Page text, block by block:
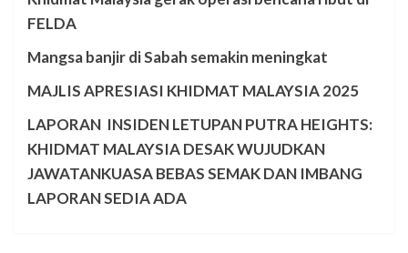
FELDA
Mangsa banjir di Sabah semakin meningkat
MAJLIS APRESIASI KHIDMAT MALAYSIA 2025
LAPORAN INSIDEN LETUPAN PUTRA HEIGHTS:
KHIDMAT MALAYSIA DESAK WUJUDKAN
JAWATANKUASA BEBAS SEMAK DAN IMBANG
LAPORAN SEDIA ADA